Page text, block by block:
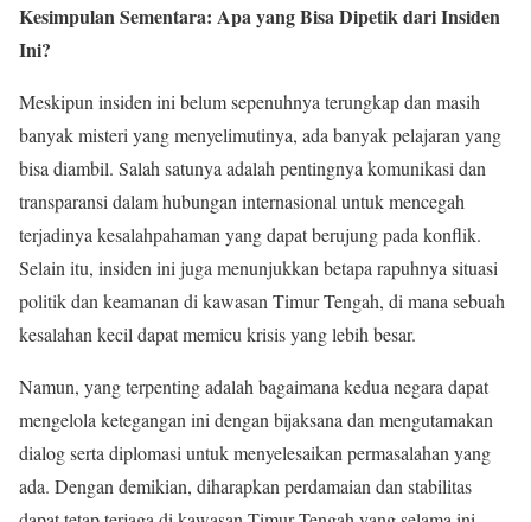
Kesimpulan Sementara: Apa yang Bisa Dipetik dari Insiden
Ini?
Meskipun insiden ini belum sepenuhnya terungkap dan masih
banyak misteri yang menyelimutinya, ada banyak pelajaran yang
bisa diambil. Salah satunya adalah pentingnya komunikasi dan
transparansi dalam hubungan internasional untuk mencegah
terjadinya kesalahpahaman yang dapat berujung pada konflik.
Selain itu, insiden ini juga menunjukkan betapa rapuhnya situasi
politik dan keamanan di kawasan Timur Tengah, di mana sebuah
kesalahan kecil dapat memicu krisis yang lebih besar.
Namun, yang terpenting adalah bagaimana kedua negara dapat
mengelola ketegangan ini dengan bijaksana dan mengutamakan
dialog serta diplomasi untuk menyelesaikan permasalahan yang
ada. Dengan demikian, diharapkan perdamaian dan stabilitas